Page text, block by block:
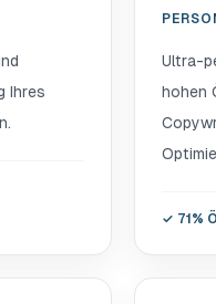
Ihres
Ultra-
hohen
✓ 71%